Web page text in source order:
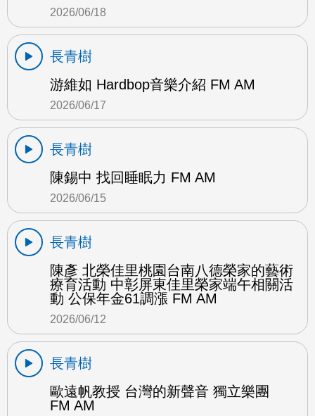
2026/06/18
長青樹
游維如 Hardbop音樂介紹 FM AM
2026/06/17
長青樹
陳錫中 找回睡眠力 FM AM
2026/06/15
長青樹
陳彥 北榮佳里桃園台南八德榮家的藝術
療育活動 中彰屏東佳里榮家端午相關活
動 公保年金61調漲 FM AM
2026/06/12
長青樹
歐遠帆教授 台灣的新聲音 獨立樂團
FM AM